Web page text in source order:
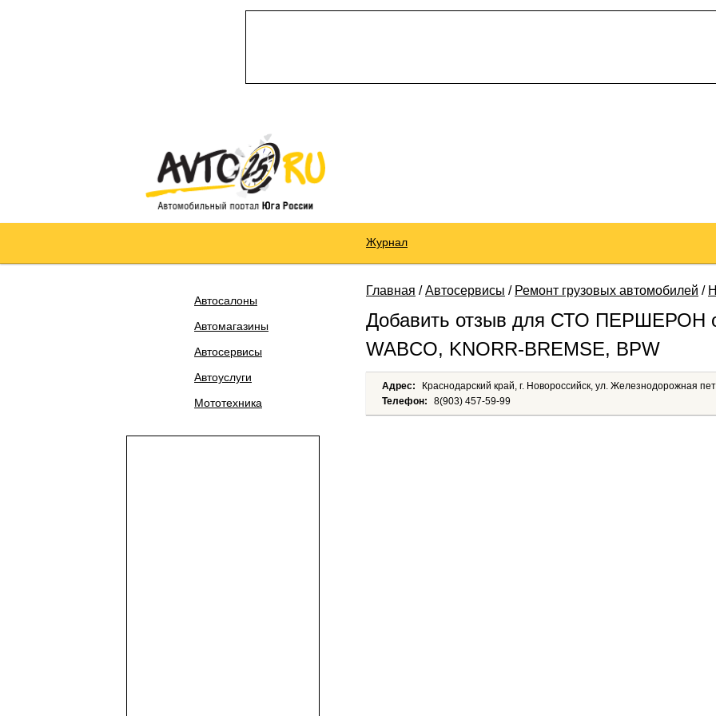
Журнал
Автосалоны
Автомагазины
Автосервисы
Автоуслуги
Мототехника
Главная /Автосервисы / Ремонт грузовых автомобилей /
Добавить отзыв для СТО ПЕРШЕРОН
WABCO, KNORR-BREMSE, BPW
Адрес:
Краснодарский край, г. Новороссийск, ул. Железнодорожная
Телефон:
8(903) 457-59-99